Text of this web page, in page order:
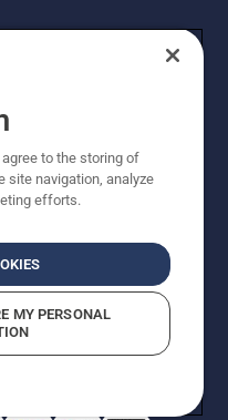
enerett. Angitte priser
priser er veiledende
kjøp.
Åpenhetsloven
to the storing of
site navigation, analyze
efforts.
MY PERSONAL